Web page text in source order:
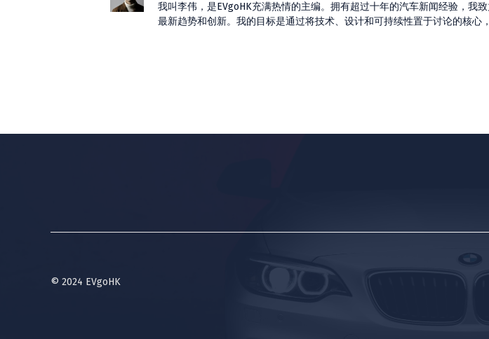
我叫李伟，是EVgoHK充满热情的主编。拥有超过十年的汽车新闻经验，我
最新趋势和创新。我的目标是通过将技术、设计和可持续性置于讨论的核心
© 2024 EVgoHK